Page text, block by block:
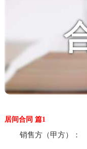
居间合同 篇1
销售方（甲方）：